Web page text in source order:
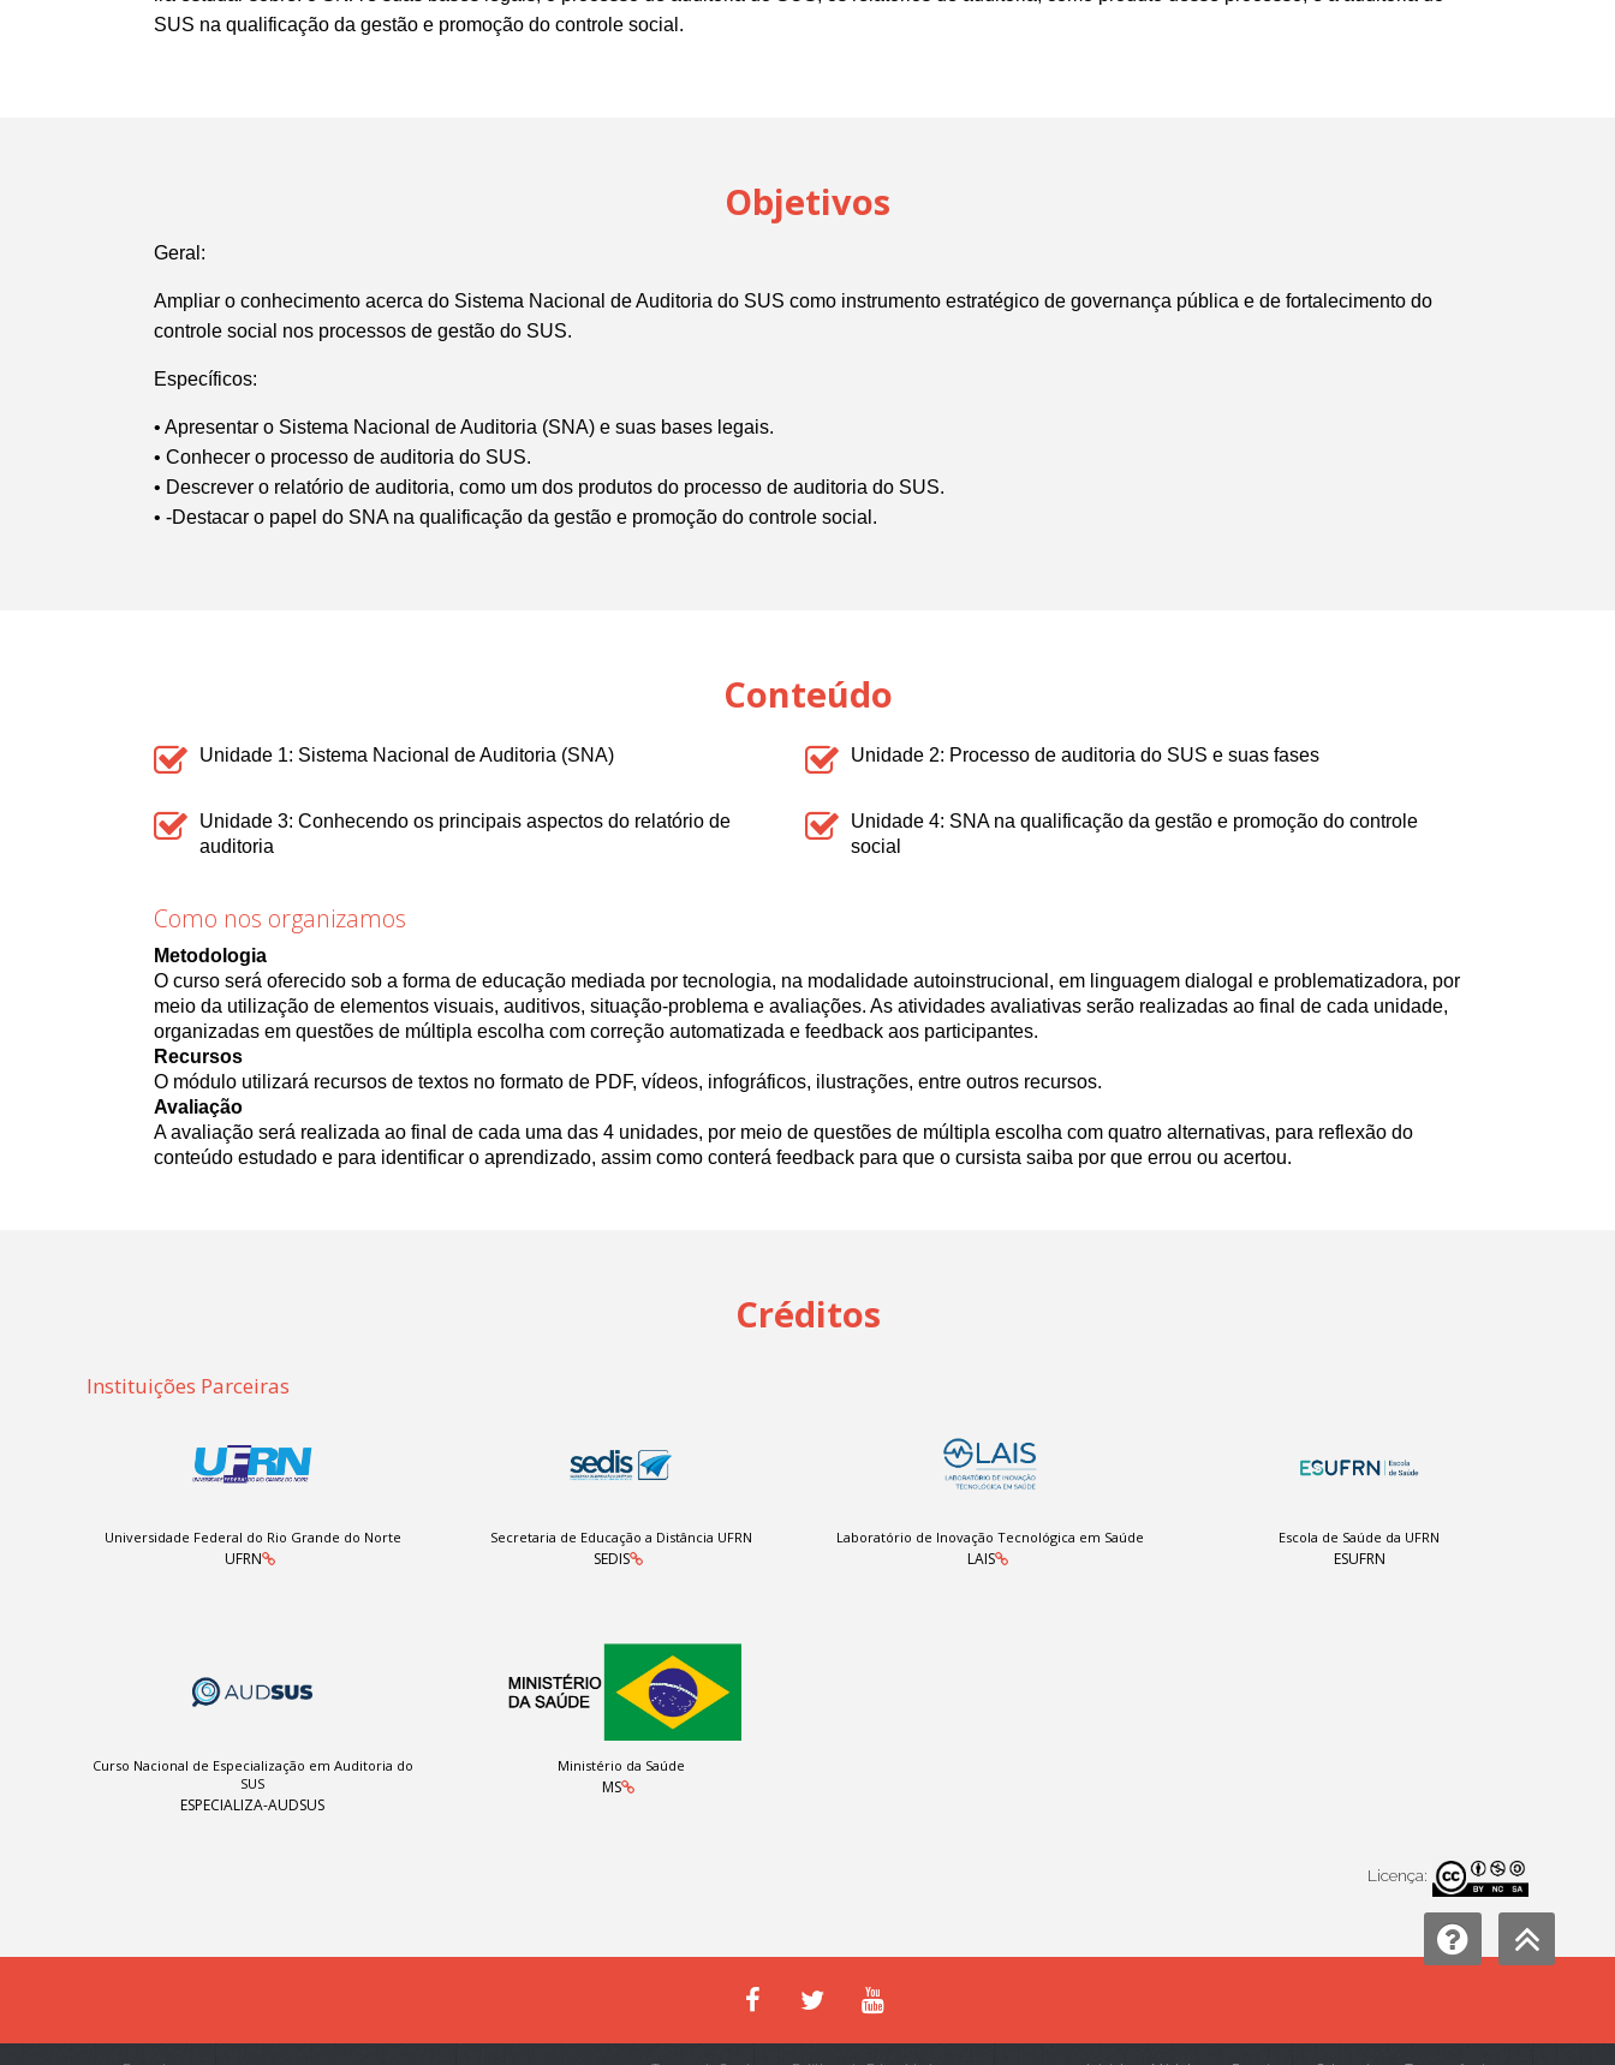
SUS na qualificação da gestão e promoção do controle social.
Objetivos
Geral:
Ampliar o conhecimento acerca do Sistema Nacional de Auditoria do SUS como instrumento estratégico de governança pública e de fortalecimento do
controle social nos processos de gestão do SUS.
Específicos:
• Apresentar o Sistema Nacional de Auditoria (SNA) e suas bases legais.
• Conhecer o processo de auditoria do SUS.
• Descrever o relatório de auditoria, como um dos produtos do processo de auditoria do SUS.
• -Destacar o papel do SNA na qualificação da gestão e promoção do controle social.
Conteúdo
Unidade 1: Sistema Nacional de Auditoria (SNA) Unidade 2: Processo de auditoria do SUS e suas fases
Unidade 3: Conhecendo os principais aspectos do relatório de
auditoria
Unidade 4: SNA na qualificação da gestão e promoção do controle
social
Como nos organizamos
Metodologia
O curso será oferecido sob a forma de educação mediada por tecnologia, na modalidade autoinstrucional, em linguagem dialogal e problematizadora, por
meio da utilização de elementos visuais, auditivos, situação-problema e avaliações. As atividades avaliativas serão realizadas ao final de cada unidade,
organizadas em questões de múltipla escolha com correção automatizada e feedback aos participantes.
Recursos
O módulo utilizará recursos de textos no formato de PDF, vídeos, infográficos, ilustrações, entre outros recursos.
Avaliação
A avaliação será realizada ao final de cada uma das 4 unidades, por meio de questões de múltipla escolha com quatro alternativas, para reflexão do
conteúdo estudado e para identificar o aprendizado, assim como conterá feedback para que o cursista saiba por que errou ou acertou.
Créditos
Instituições Parceiras
Universidade Federal do Rio Grande do Norte
UFRN
Secretaria de Educação a Distância UFRN
SEDIS
Laboratório de Inovação Tecnológica em Saúde
LAIS
Escola de Saúde da UFRN
ESUFRN
Curso Nacional de Especialização em Auditoria do
SUS
ESPECIALIZA-AUDSUS
Ministério da Saúde
MS
Licença: